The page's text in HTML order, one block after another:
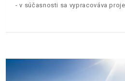
- v súčasnosti sa vypracováva